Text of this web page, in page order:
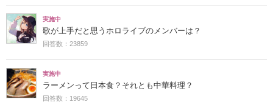
実施中
歌が上手だと思うホロライブのメンバーは？
回答数：23859
実施中
ラーメンって日本食？それとも中華料理？
回答数：19645